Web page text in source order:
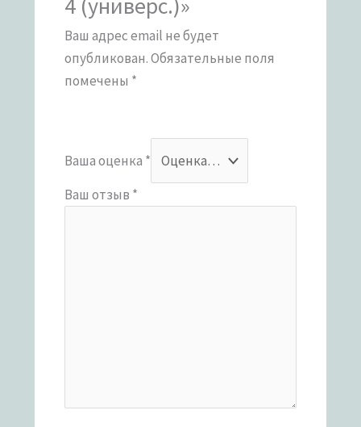
Ваш адрес email не будет
опубликован.Обязательные поля
помечены *
Ваша оценка *
Ваш отзыв *